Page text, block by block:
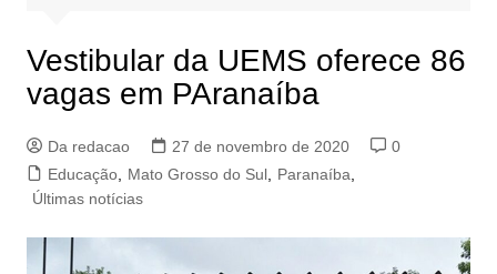
Vestibular da UEMS oferece 86
vagas em PAranaíba
Da redacao 27 de novembro de 2020
0
Educação, Mato Grosso do Sul, Paranaíba
Últimas notícias